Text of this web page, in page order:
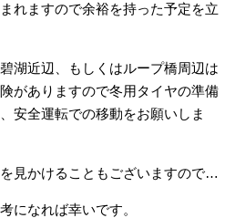
れますので余裕を持った予定を立
湖近辺、もしくはループ橋周辺は
がありますので冬用タイヤの準備
安全運転での移動をお願いしま
見かけることもございますので…
になれば幸いです。